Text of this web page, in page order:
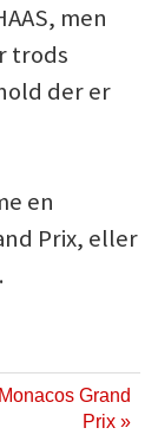
men
trods
der er
en
Prix, eller
Grand
Prix »